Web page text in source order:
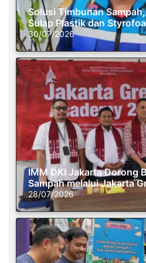
Solusi Timbunan
Sulap Plastik dan
30/07/2026
IMM DKI Jakarta Dorong
Sampah melalui Jakarta
28/07/2026